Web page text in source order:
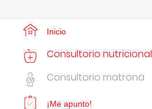
Inicio
Consultorio nutricional
Consultorio matrona
¡Me apunto!